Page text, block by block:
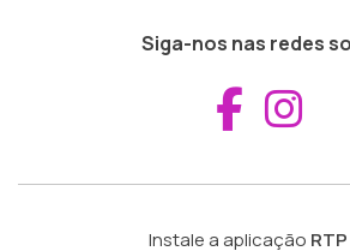
Siga-nos nas redes
Instale a aplicação